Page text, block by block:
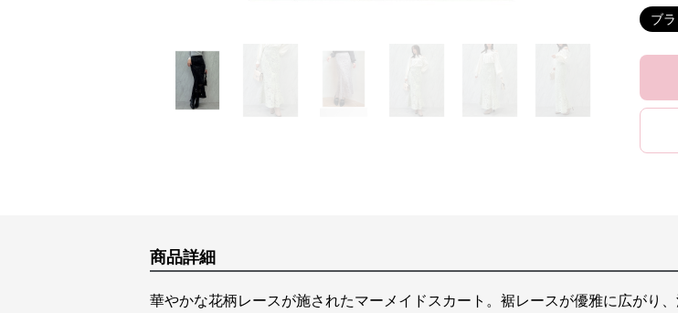
ブ
商品詳細
華やかな花柄レースが施されたマーメイドスカート。裾レースが優雅に広がり